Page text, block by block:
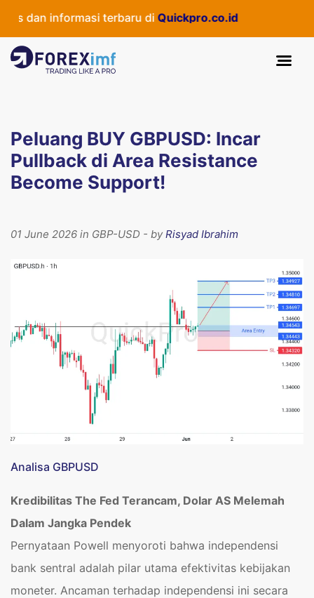
dan informasi terbaru diQuickpro.co.id
Peluang BUY GBPUSD: Incar
Pullback di Area Resistance
Become Support!
01 June 2026 in GBP-USD - byRisyad Ibrahim
Analisa GBPUSD
Kredibilitas The Fed Terancam, Dolar AS Melemah
Dalam Jangka Pendek
Pernyataan Powell menyoroti bahwa independensi
bank sentral adalah pilar utama efektivitas kebijakan
moneter. Ancaman terhadap independensi ini secara